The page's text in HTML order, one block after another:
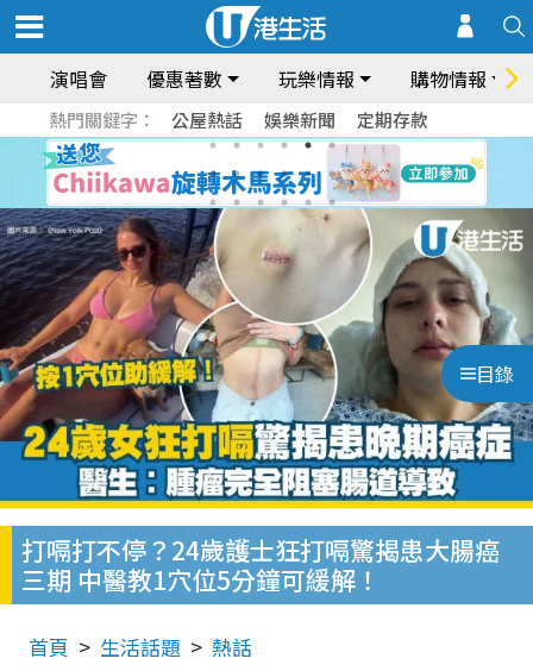
演唱會 優惠著數 玩樂情報 購物情報
熱門關鍵字： 公屋熱話 娛樂新聞 定期存款
目錄
打嗝打不停？24歲護士狂打嗝驚揭患大腸癌
三期 中醫教1穴位5分鐘可緩解！
首頁 生活話題 熱話